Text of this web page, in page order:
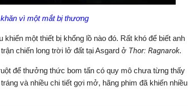
vì một mắt bị thương
một thiết bị khổng lồ nào đó. Rất khó để biết anh
chiến long trời lở đất tại Asgard ở Thor: Ragnarok.
để thưởng thức bom tấn có quy mô chưa từng thấy
và nhiều chi tiết gợi mở, hãng phim đã khiến nhiều